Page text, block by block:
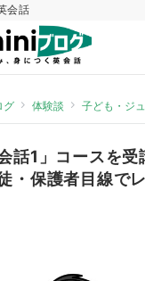
会話
グ 体験談 子ども・ジ
話1」コースを受
・保護者目線で